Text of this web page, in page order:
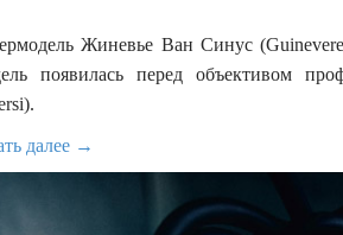
Жиневье Ван Синус
появилась перед объективом
далее →